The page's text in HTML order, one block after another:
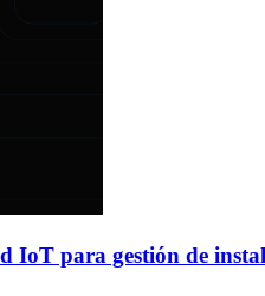
IoT para gestión de